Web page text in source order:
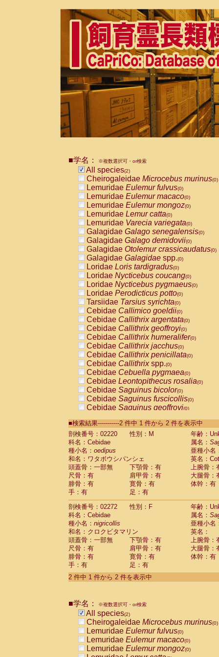
■学名： ※複数選択可・or検索
All species(2)
Cheirogaleidae Microcebus murinus(0)
Lemuridae Eulemur fulvus(0)
Lemuridae Eulemur macaco(0)
Lemuridae Eulemur mongoz(0)
Lemuridae Lemur catta(0)
Lemuridae Varecia variegata(0)
Galagidae Galago senegalensis(0)
Galagidae Galago demidovii(0)
Galagidae Otolemur crassicaudatus(0)
Galagidae Galagidae spp.(0)
Loridae Loris tardigradus(0)
Loridae Nycticebus coucang(0)
Loridae Nycticebus pygmaeus(0)
Loridae Perodicticus potto(0)
Tarsiidae Tarsius syrichta(0)
Cebidae Callimico goeldii(0)
Cebidae Callithrix argentata(0)
Cebidae Callithrix geoffroyi(0)
Cebidae Callithrix humeralifer(0)
Cebidae Callithrix jacchus(0)
Cebidae Callithrix penicillata(0)
Cebidae Callithrixspp.(0)
Cebidae Cebuella pygmaea(0)
Cebidae Leontopithecus rosalia(0)
Cebidae Saguinus bicolor(0)
Cebidae Saguinus fuscicollis(0)
Cebidae Saguinus geoffroyi(0)
CebidaeSaguinus labiatus(0)
Cebidae Saguinus leucopus (0)
Cebidae
Cebidae
CebidaeSaguinus nigricollis (1)
Cebidae Saguinus oedipus
Cebidae Saguinus weddelli
Cebidae Saguinusspp.
Cebidae Aotus trivirgatus
Cebidae Cebus albifrons
Cebidae
CebidaeCebus capucinus
CebidaeCebus nigrivittatus
Cebidae Cebusspp.(0)
Cebidae Saimiri boliviensis
Cebidae Saimiri sciureus
Atelidae Alouatta caraya
AtelidaeAlouatta fusca
AtelidaeAlouatta seniculus
AtelidaeAteles belzebuth
AtelidaeAteles geoffroyi
AtelidaeAteles paniscus(0)
AtelidaeAtelesspp. (0)
AtelidaeLagothrix lagothricha
AtelidaeLagothrix lagothricha cana
PitheciidaeCacajao calvus
■検索結果-----------2 件中 1 件から 2 件を表示中
剖検番号：02220
性別：M
年齢：
科名：Cebidae
属名：
種小名： oedipus
亜種小名
和名：ワタボウシパンシェ
英名：
頭蓋骨：一部無
下顎骨：有
上腕骨：
尺骨：有
肩甲骨：有
大腿骨：
腓骨：有
寛骨：有
体幹：有
手：有
足：有
剖検番号：02272
性別：F
年齢：
科名：Cebidae
属名：
種小名： nigricollis
亜種小名
和名：クロクビタマリン
英名：
頭蓋骨：一部無
下顎骨：有
上腕骨：
尺骨：有
肩甲骨：有
大腿骨：
腓骨：有
寛骨：有
体幹：有
手：有
足：有
2 件中 1 件から 2 件を表示中
■学名： ※複数選択可・or検索
All species(2)
Cheirogaleidae Microcebus murinus(0)
Lemuridae Eulemur fulvus(0)
Lemuridae Eulemur macaco(0)
Lemuridae Eulemur mongoz(0)